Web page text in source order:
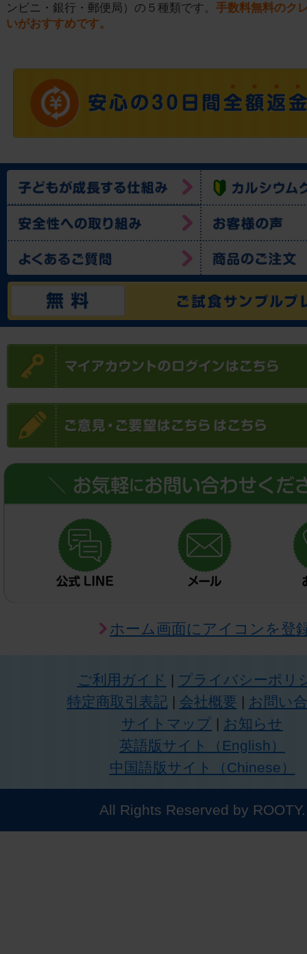
ンビニ・銀行・郵便局）の５種類です。 手数料無料のク
いがおすすめです。
ホーム画面にアイコンを登
ご利用ガイド | プライバシーポリ
特定商取引表記| 会社概要 | お問い
サイトマップ | お知らせ
英語版サイト（English）
中国語版サイト（Chinese）
All Rights Reserved by ROOTY.